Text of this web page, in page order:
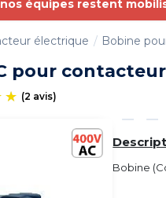
équipes restent
électrique Bobine
pour contacteur
(2 avis)
Bobine